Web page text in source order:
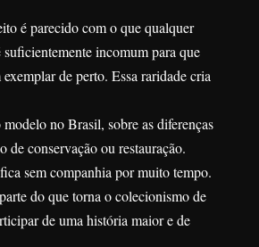
é parecido com o que qualquer
incomum para que
de perto. Essa raridade cria
no Brasil, sobre as diferenças
de conservação ou restauração.
sem companhia por muito tempo.
do que torna o colecionismo de
de uma história maior e de